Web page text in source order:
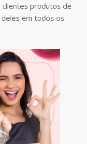
produtos de
em todos os